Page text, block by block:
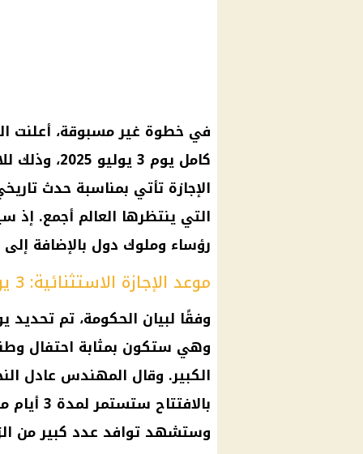
في خطوة غير مسبوقة، أعلنت
كامل يوم 3
الإجازة تأتي بمناسبة حدث
التي ينتظرها العالم أجمع.
رؤساء وملوك دول بالإضافة
موعد الإجازة الاستثنائية: 3 يوليو 2025
وهي ستكون بمثابة احتفال
الكبير. وقال المهندس عادل
وستشهد توافد عدد كبير من